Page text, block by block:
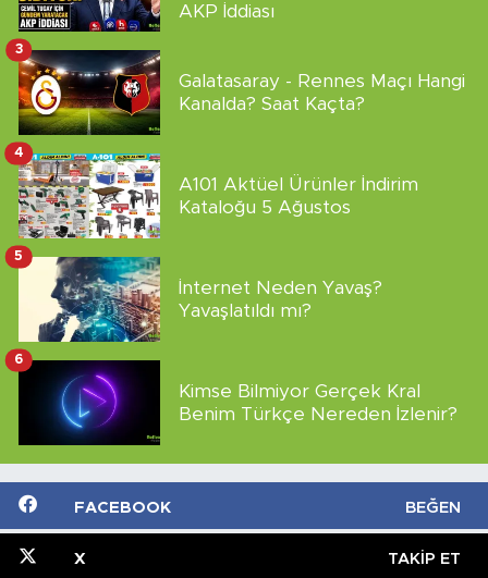
AKP İddiası
Galatasaray - Rennes Maçı Hangi
Kanalda? Saat Kaçta?
3
A101 Aktüel Ürünler İndirim
Kataloğu 5 Ağustos
4
İnternet Neden Yavaş?
Yavaşlatıldı mı?
5
Kimse Bilmiyor Gerçek Kral
Benim Türkçe Nereden İzlenir?
6
FACEBOOK BEĞEN
X TAKIP ET